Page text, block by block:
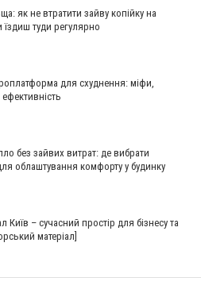
як не втратити зайву копійку на
їздиш туди регулярно
для схуднення: міфи,
без зайвих витрат: де вибрати
облаштування комфорту у будинку
Київ – сучасний простір для бізнесу та
матеріал]
запою вдома Черкаси? [ПАРТНЕРСЬКИЙ МАТЕРІАЛ]